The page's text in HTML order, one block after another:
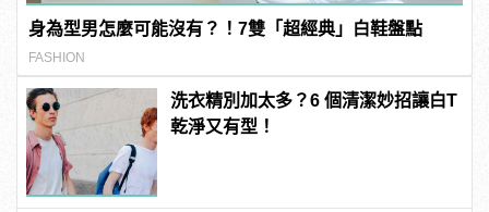
身為型男怎麼可能沒有？！7雙「超經典」白鞋盤點
FASHION
洗衣精別加太多？6 個清潔妙招讓白T
乾淨又有型！